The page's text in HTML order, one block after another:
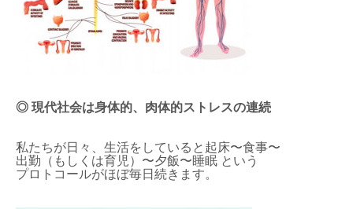
◎ 現代社会は身体的、肉体的ストレスの連続
私たちが日々、生活をしていると起床〜食事〜
出勤（もしくは育児）〜夕飯〜睡眠 という
プロトコールがほぼ毎日続きます。